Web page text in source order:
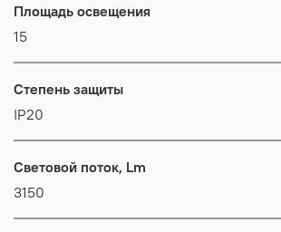
Площадь освещения
15
Степень защиты
IP20
Световой поток, Lm
3150